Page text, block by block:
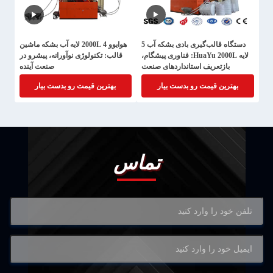
دستگاه قالب‌گیری بادی بشکه آب 5
لایه HuaYu 2000L: فناوری پیشگام،
بازتعریف استانداردهای صنعت
بهترین قیمت رو بدست بیار
هوایوو 2000L 4 لایه آب بشکه ماشین
قالب: تکنولوژی نوآورانه، پیشرو در
صنعت آینده
بهترین قیمت رو بدست بیار
تماس